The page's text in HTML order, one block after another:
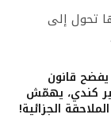
تحول إلى
قانون
كندي، يهمّش
الجزائية!